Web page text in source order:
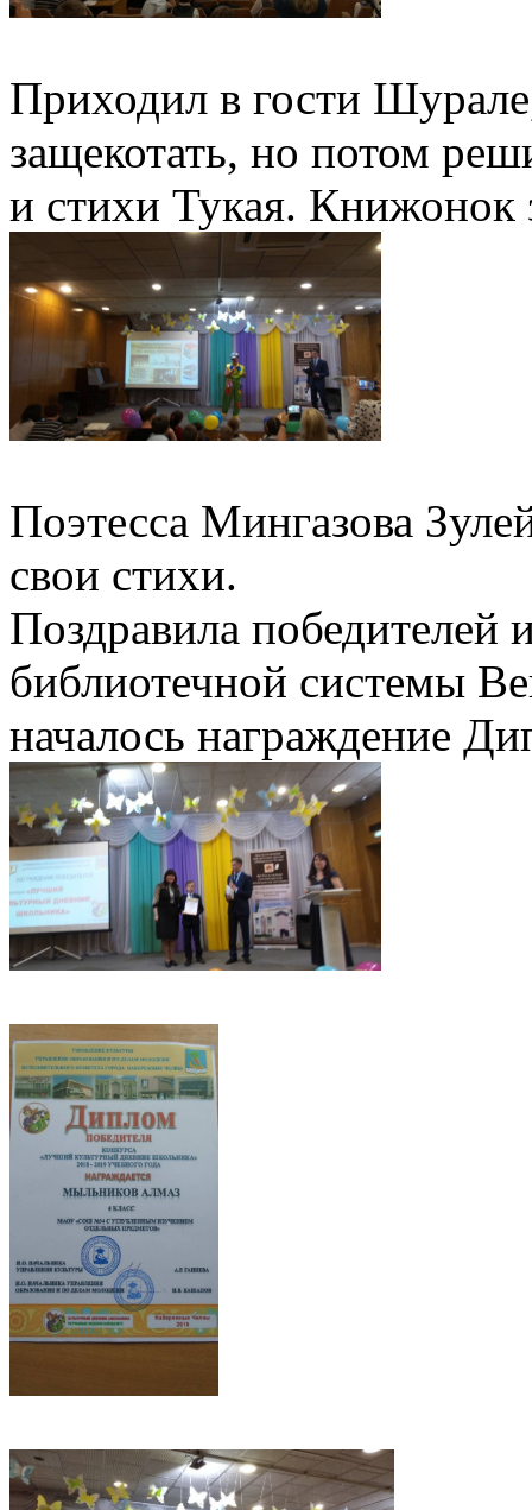
Приходил в гости
защекотать, но потом
и стихи Тукая. Книжонок
Поэтесса Мингазова
свои стихи.
Поздравила победителей
библиотечной системы
началось награждение